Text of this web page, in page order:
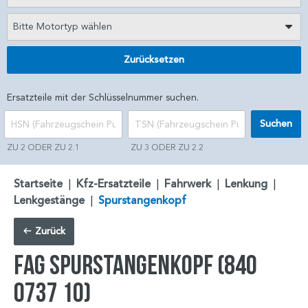
Bitte Motortyp wählen
Zurücksetzen
Ersatzteile mit der Schlüsselnummer suchen.
ZU 2 ODER ZU 2.1 ZU 3 ODER ZU 2.2
Suchen
Startseite | Kfz-Ersatzteile | Fahrwerk | Lenkung |
Lenkgestänge | Spurstangenkopf
Zurück
FAG Spurstangenkopf (840
0737 10)